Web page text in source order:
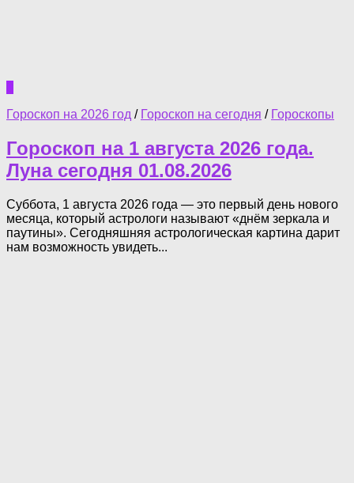
0
Гороскоп на 2026 год / Гороскоп на сегодня / Гороскопы
Гороскоп на 1 августа 2026 года.
Луна сегодня 01.08.2026
Суббота, 1 августа 2026 года — это первый день нового
месяца, который астрологи называют «днём зеркала и
паутины». Сегодняшняя астрологическая картина дарит
нам возможность увидеть...